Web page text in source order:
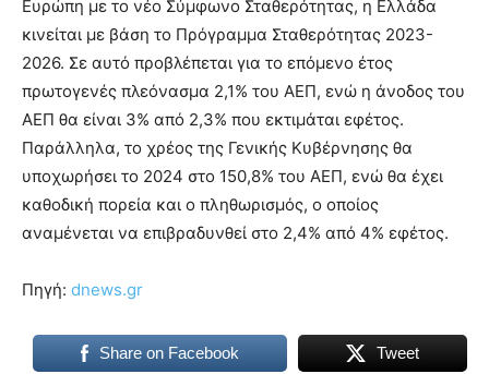
Ευρώπη με το νέο Σύμφωνο Σταθερότητας, η Ελλάδα
κινείται με βάση το Πρόγραμμα Σταθερότητας 2023-
2026. Σε αυτό προβλέπεται για το επόμενο έτος
πρωτογενές πλεόνασμα 2,1% του ΑΕΠ, ενώ η άνοδος του
ΑΕΠ θα είναι 3% από 2,3% που εκτιμάται εφέτος.
Παράλληλα, το χρέος της Γενικής Κυβέρνησης θα
υποχωρήσει το 2024 στο 150,8% του ΑΕΠ, ενώ θα έχει
καθοδική πορεία και ο πληθωρισμός, ο οποίος
αναμένεται να επιβραδυνθεί στο 2,4% από 4% εφέτος.
Πηγή: dnews.gr
Share on Facebook Tweet